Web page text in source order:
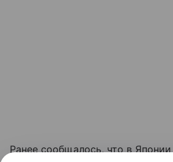
Ранее сообщалось, что в